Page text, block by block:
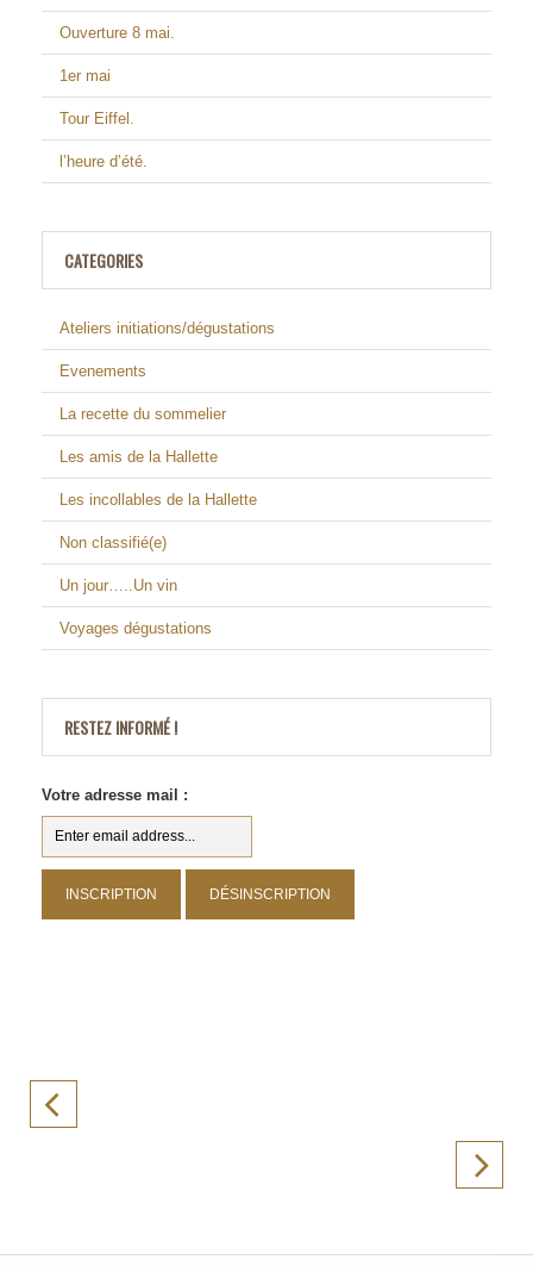
Ouverture 8 mai.
1er mai
Tour Eiffel.
l’heure d’été.
CATEGORIES
Ateliers initiations/dégustations
Evenements
La recette du sommelier
Les amis de la Hallette
Les incollables de la Hallette
Non classifié(e)
Un jour…..Un vin
Voyages dégustations
RESTEZ INFORMÉ !
Votre adresse mail :